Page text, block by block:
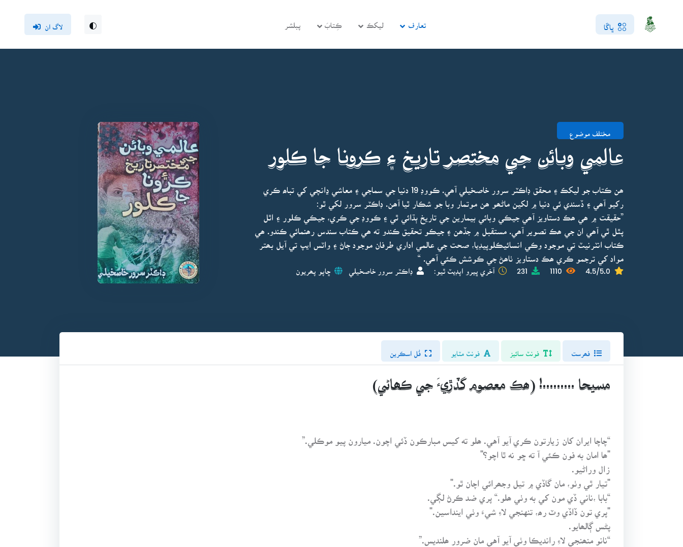
ڀاڱا تعارف ليکڪ ڪِتابَ پبلشر لاگ ان
مختلف موضوع
عالمي وبائن جي مختصر تاريخ ۽ ڪرونا جا ڪلور
ھن ڪتاب جو ليکڪ ۽ محقق ڊاڪٽر سرور خاصخيلي آھي. ڪووڊ 19 دنيا جي سماجي ۽ معاشي ڍانچي کي تباھ ڪري
رکيو آھي ۽ ڏسندي ئي دنيا ۾ لکين ماڻھو ھن موتمار وبا جو شڪار ٿيا آھن. ڊاڪٽر سرور لکي ٿو:
”حقيقت ۾ ھي ھڪ دستاويز آھي جيڪي وبائي بيمارين جي تاريخ ٻڌائي ٿي ۽ ڪووڊ جي ڪري، جيڪي ڪلور ۽ اٿل
پٿل ٿي آھي ان جي ھڪ تصوير آھي. مستقبل ۾ جڏھن ۽ جيڪو تحقيق ڪندو ته ھي ڪتاب سندس رھنمائي ڪندو. ھي
ڪتاب انٽرنيٽ تي موجود وڪي انسائيڪلوپيڊيا، صحت جي عالمي اداري طرفان موجود ڄاڻ ۽ واٽس ايپ تي آيل بھتر
مواد کي ترجمو ڪري ھڪ دستاويز ٺاھڻ جي ڪوشش ڪئي آھي. “
4.5/5.0
1110
231 آخري ڀيرو اپڊيٽ ٿيو: ڊاڪٽر سرور خاصخيلي ڇاپو پھريون
فونٽ سائيز فونٽ مٽايو فُل اسڪرين
مسيحا .........! (ھڪ معصوم گڏڙيءَ جي ڪھاڻي)
“چاچا ايران کان زيارتون ڪري آيو آهي. ھلو ته کيس مبارڪون ڏئي اچون. ميارون پيو موڪلي.”
"ھا امان به فون ڪئي آ ته ڇو نه ٿا اچو؟"
زال وراڻيو.
"تيار ٿي وٺو، مان گاڏي ۾ تيل وجھرائي اچان ٿو."
“بابا ،ناني ڏي مون کي به وٺي ھلو.“ پري ضد ڪرڻ لڳي.
"پري تون ڏاڏي وٽ رھ، تنهنجي لاءِ شيءَ وٺي اينداسين."
پڻس ڳالھايو.
“نانو منھنجي لاءِ رانديڪا وٺي آيو آهي مان ضرور ھلنديس.”